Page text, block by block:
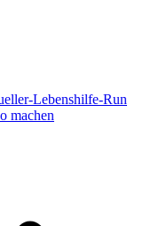
Lebenshilfe-Run
machen